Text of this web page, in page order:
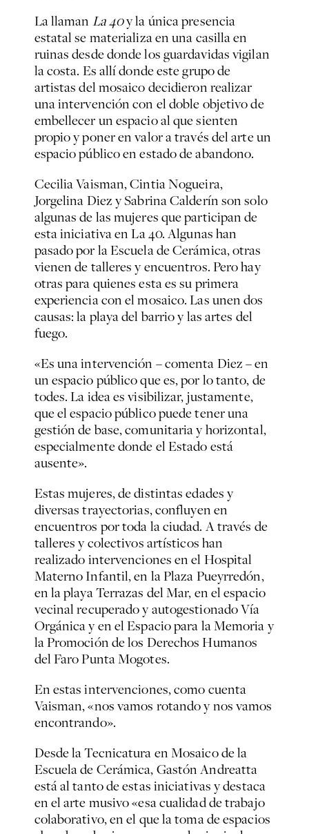
La llamanLa 40y la única presencia
estatal se materializa en una casilla en
ruinas desde donde los guardavidas vigilan
la costa. Es allí donde este grupo de
artistas del mosaico decidieron realizar
una intervención con el doble objetivo de
embellecer un espacio al que sienten
propio y poner en valor a través del arte un
espacio público en estado de abandono.
Cecilia Vaisman, Cintia Nogueira,
Jorgelina Diez y Sabrina Calderín son solo
algunas de las mujeres que participan de
esta iniciativa en La 40. Algunas han
pasado por la Escuela de Cerámica, otras
vienen de talleres y encuentros. Pero hay
otras para quienes esta es su primera
experiencia con el mosaico. Las unen dos
causas: la playa del barrio y las artes del
fuego.
«Es una intervención – comenta Diez – en
un espacio público que es, por lo tanto, de
todes. La idea es visibilizar, justamente,
que el espacio público puede tener una
gestión de base, comunitaria y horizontal,
especialmente donde el Estado está
ausente».
Estas mujeres, de distintas edades y
diversas trayectorias, confluyen en
encuentros por toda la ciudad. A través de
talleres y colectivos artísticos han
realizado intervenciones en el Hospital
Materno Infantil, en la Plaza Pueyrredón,
en la playa Terrazas del Mar, en el espacio
vecinal recuperado y autogestionado Vía
Orgánica y en el Espacio para la Memoria y
la Promoción de los Derechos Humanos
del Faro Punta Mogotes.
En estas intervenciones, como cuenta
Vaisman, «nos vamos rotando y nos vamos
encontrando».
Desde la Tecnicatura en Mosaico de la
Escuela de Cerámica, Gastón Andreatta
está al tanto de estas iniciativas y destaca
en el arte musivo «esa cualidad de trabajo
colaborativo, en el que la toma de espacios